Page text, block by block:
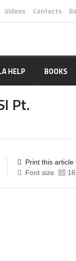
Videos Contacts
HELP BOOKS
Pt.
Print this article
Font size
- 16